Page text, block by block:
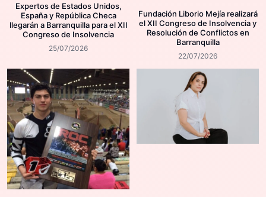
Expertos de Estados Unidos,
España y República Checa
llegarán a Barranquilla para el XII
Congreso de Insolvencia
25/07/2026
Fundación Liborio Mejía realizará
el XII Congreso de Insolvencia y
Resolución de Conflictos en
Barranquilla
22/07/2026